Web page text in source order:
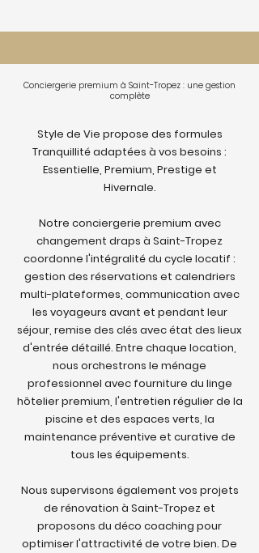
Conciergerie premium à Saint-Tropez : une gestion
complète
Style de Vie propose des formules
Tranquillité adaptées à vos besoins :
Essentielle, Premium, Prestige et
Hivernale.
Notre conciergerie premium avec
changement draps à Saint-Tropez
coordonne l'intégralité du cycle locatif :
gestion des réservations et calendriers
multi-plateformes, communication avec
les voyageurs avant et pendant leur
séjour, remise des clés avec état des lieux
d'entrée détaillé. Entre chaque location,
nous orchestrons le ménage
professionnel avec fourniture du linge
hôtelier premium, l'entretien régulier de la
piscine et des espaces verts, la
maintenance préventive et curative de
tous les équipements.
Nous supervisons également vos projets
de rénovation à Saint-Tropez et
proposons du déco coaching pour
optimiser l'attractivité de votre bien. De